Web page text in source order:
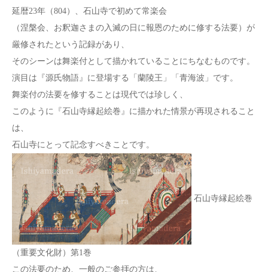
延暦23年（804）、石山寺で初めて常楽会
（涅槃会、お釈迦さまの入滅の日に報恩のために修する法要）が
厳修されたという記録があり、
そのシーンは舞楽付として描かれていることにちなむものです。
演目は『源氏物語』に登場する「蘭陵王」「青海波」です。
舞楽付の法要を修することは現代では珍しく、
このように『石山寺縁起絵巻』に描かれた情景が再現されること
は、
石山寺にとって記念すべきことです。
石山寺縁起絵巻
（重要文化財）第1巻
この法要のため、一般のご参拝の方は、